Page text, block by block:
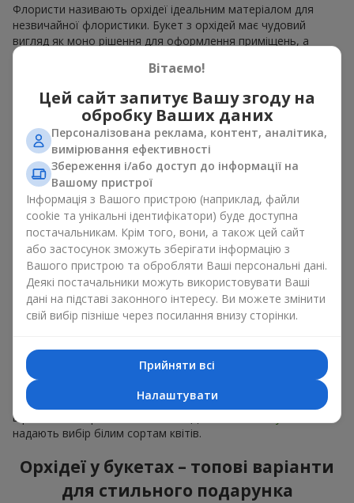
Флористи називають орхідеї ідеальним матеріалом для
незвичайної флористики. Букет з орхідей має чудовий
вигляд як моно рішення для оформлення приміщень, а
також як варіант міксу з іншими квітами, що зберігає свою
виразність у будь-якому форматі. Завдяки своїй структурі
орхідея дозволяє створювати композиції у класичному,
мінімалістичному або сучасному стилі. Букет з орхідей
виглядає ефектно як у камерних, так і в масштабних
роботах, а її розкішні суцвіття легко стають центральним
елементом композиції букет з орхідей. Залежно від
оформлення і сорту рослин різниться на орхідеї ціна.
Зважайте на це перш ніж замовити букет з орхідей.
Кому дарують орхідеї?
Букет з орхідей універсальний і може підійти будь-кому. Їх
даруютькоханим жінками,мамі,дівчині, дружині, сестрі,
подрузі, колезіабобізнес-партнеру. Сьогодні можна орхідеї
купити недорого, а тому шансів зробити бажаний
подарунок стає ще більше.
особливої події: річниць,
побачень днів народження
навіть
.
Для романтики обирають ніжну екзотику — букет з орхідей
в рожевих та фіолетових тонах. Для
надають вибір білим сортам квітів.
Орхідеї у букетах – топові варіанти
для стильного подарунка
Вітаємо!
Цей сайт запитує Вашу згоду на
обробку Ваших даних
Персоналізована реклама, контент, аналітика,
вимірювання ефективності
Збереження і/або доступ до інформації на
Вашому пристрої
Інформація з Вашого пристрою (наприклад, файли
cookie та унікальні ідентифікатори) буде доступна
постачальникам. Крім того, вони, а також цей сайт
або застосунок зможуть зберігати інформацію з
Вашого пристрою та обробляти Ваші персональні дані.
Деякі постачальники можуть використовувати Ваші
дані на підставі законного інтересу. Ви можете змінити
свій вибір пізніше через посилання внизу сторінки.
Прийняти всі
Налаштувати